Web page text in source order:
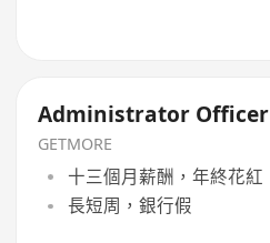
Administrator Officer
GETMORE
十三個月薪酬，年終花紅
長短周，銀行假